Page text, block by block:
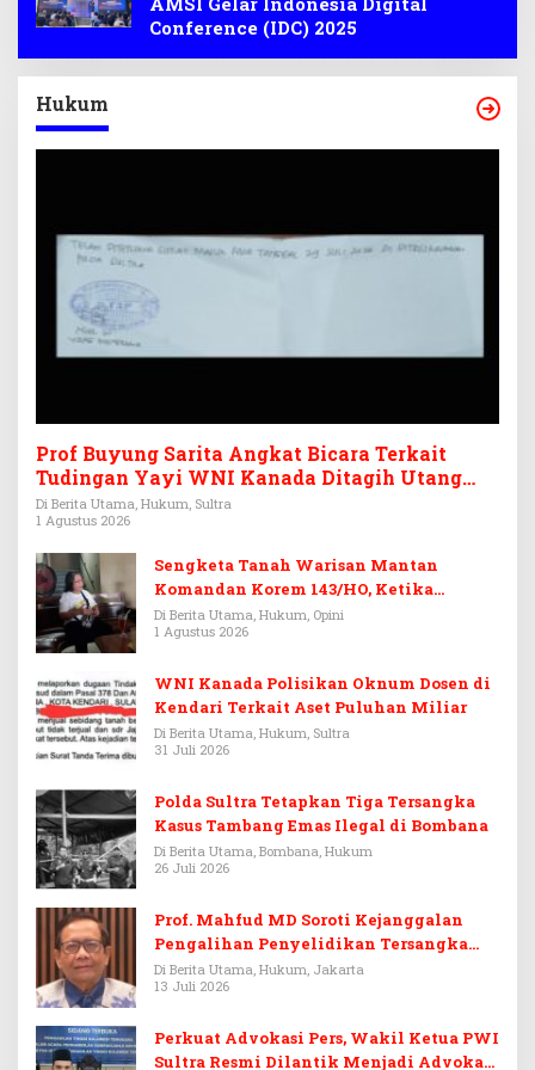
Conference (IDC) 2025
Hukum
Prof Buyung Sarita Angkat Bicara Terkait
Tudingan Yayi WNI Kanada Ditagih Utang
Rp3,6 Miliar
Di Berita Utama, Hukum, Sultra
1 Agustus 2026
Sengketa Tanah Warisan Mantan
Komandan Korem 143/HO, Ketika
Warisan Menjadi Arena Pemerasan
Di Berita Utama, Hukum, Opini
1 Agustus 2026
WNI Kanada Polisikan Oknum Dosen di
Kendari Terkait Aset Puluhan Miliar
Di Berita Utama, Hukum, Sultra
31 Juli 2026
Polda Sultra Tetapkan Tiga Tersangka
Kasus Tambang Emas Ilegal di Bombana
Di Berita Utama, Bombana, Hukum
26 Juli 2026
Prof. Mahfud MD Soroti Kejanggalan
Pengalihan Penyelidikan Tersangka
Febrie Adriansyah
Di Berita Utama, Hukum, Jakarta
13 Juli 2026
Perkuat Advokasi Pers, Wakil Ketua PWI
Sultra Resmi Dilantik Menjadi Advokat